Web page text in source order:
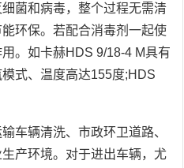
菌和病毒，整个过程无需清
环保。若配合消毒剂一起使
。如卡赫HDS 9/18-4 M具有
式、温度高达155度;HDS
车辆清洗、市政环卫道路、
产环境。对于进出车辆，尤